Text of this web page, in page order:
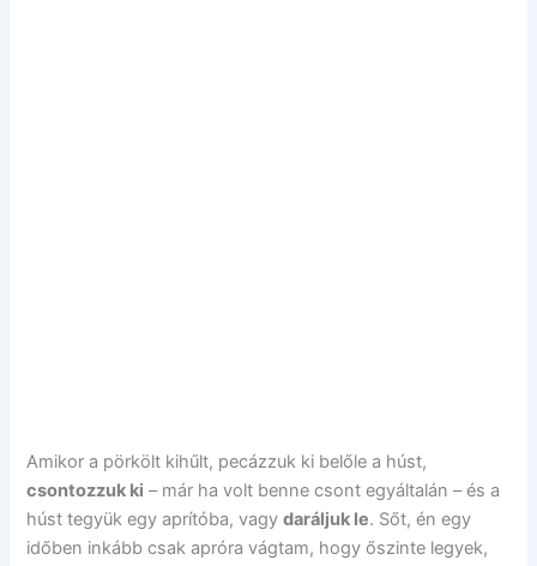
Amikor a pörkölt kihűlt, pecázzuk ki belőle a húst,
csontozzuk ki – már ha volt benne csont egyáltalán – és a
húst tegyük egy aprítóba, vagydaráljuk le. Sőt, én egy
időben inkább csak apróra vágtam, hogy őszinte legyek,